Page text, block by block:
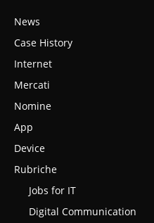
News
Case History
Internet
Mercati
Nomine
App
Device
Rubriche
Jobs for IT
Digital Communication